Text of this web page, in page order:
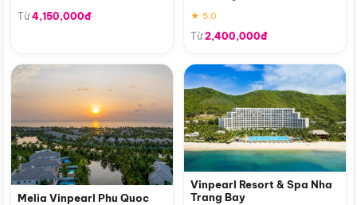
Từ4,150,000đ
★ 5.0
Từ2,400,000đ
Melia Vinpearl Phu Quoc
Vinpearl Resort & Spa Nha
Trang Bay